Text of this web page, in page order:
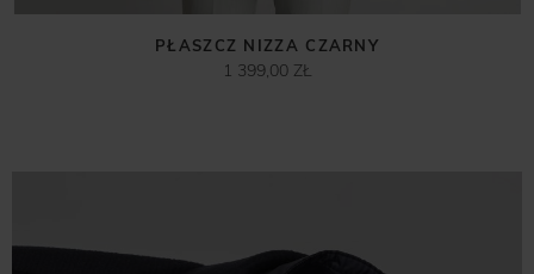
PŁASZCZ NIZZA CZARNY
1 399,00 ZŁ